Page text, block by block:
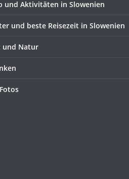
und Aktivitäten in Slowenien
und beste Reisezeit in Slowenien
und Natur